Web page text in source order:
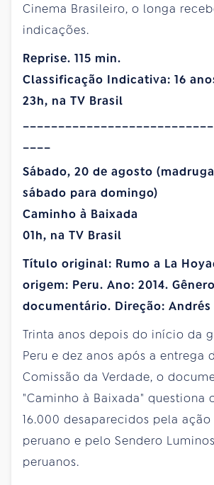
Cinema Brasileiro, o longa
indicações.
Reprise. 115 min.
Classificação Indicativa: 16
23h, na TV Brasil
Sábado, 20 de agosto
sábado para domingo)
Caminho à Baixada
01h, na TV Brasil
Título original: Rumo a La
origem: Peru. Ano: 2014.
documentário. Direção: Andrés
Trinta anos depois do início da
Peru e dez anos após a entrega
Comissão da Verdade, o
"Caminho à Baixada" questiona
16.000 desaparecidos pela
peruano e pelo Sendero
peruanos.